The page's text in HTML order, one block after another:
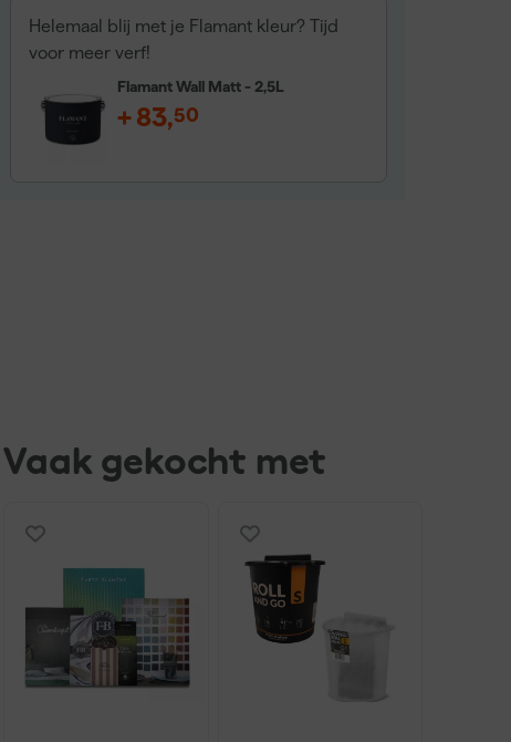
Helemaal blij met je Flamant kleur? Tijd
voor meer verf!
Flamant Wall Matt - 2,5L
+83,50
Vaak gekocht met